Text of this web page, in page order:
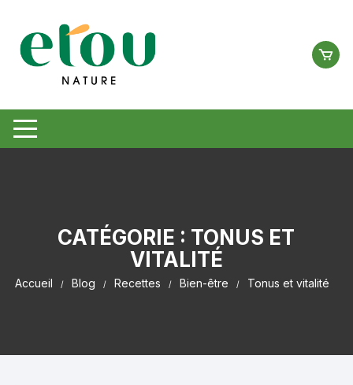
contenu
CATÉGORIE : TONUS ET
VITALITÉ
Accueil Blog Recettes Bien-être Tonus et vitalité